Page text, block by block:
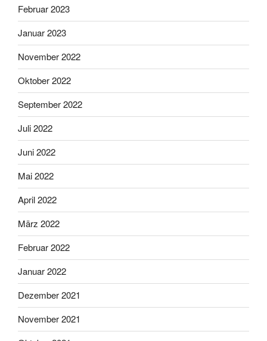
Februar 2023
Januar 2023
November 2022
Oktober 2022
September 2022
Juli 2022
Juni 2022
Mai 2022
April 2022
März 2022
Februar 2022
Januar 2022
Dezember 2021
November 2021